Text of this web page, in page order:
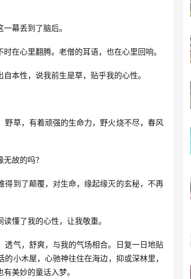
幕丢到了脑后。
在心里翻腾。老僧的耳语，也在心里回响。
本性，说我前生是草，贴乎我的心性。
草，有着顽强的生命力，野火烧不尽，春风
故的吗？
得到了颠覆，对生命，缘起缘灭的玄秘，不再
懂了我的心性，让我敬重。
气，舒爽，与我的气场相合。日复一日地贴
小木屋，心驰神往住在海边，抑或深林里，
美妙的童话入梦。